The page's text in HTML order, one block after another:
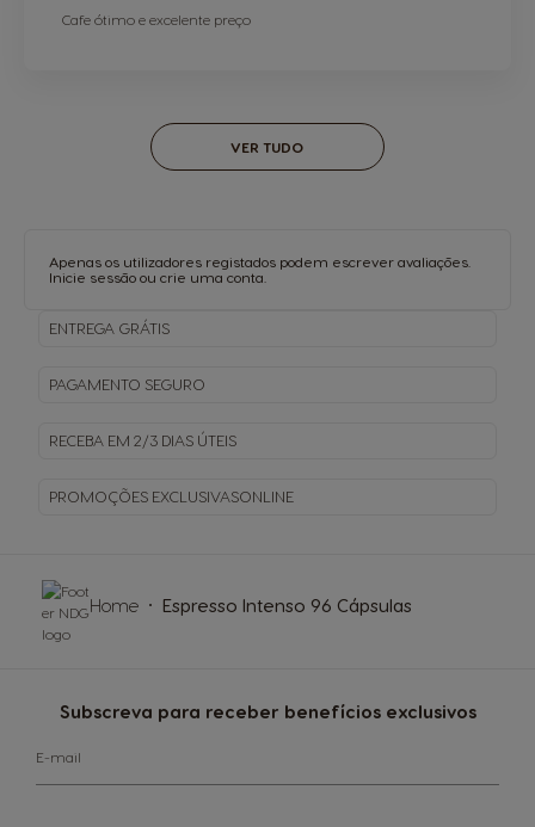
Cafe ótimo e excelente preço
VER TUDO
Apenas os utilizadores registados podem escrever avaliações.
Inicie sessão ou crie uma conta
ENTREGA GRÁTIS
PAGAMENTO SEGURO
RECEBA EM 2/3 DIAS ÚTEIS
PROMOÇÕES EXCLUSIVASONLINE
Subscreva para receber benefícios exclusivos
E-mail
Home Espresso Intenso 96 Cápsulas